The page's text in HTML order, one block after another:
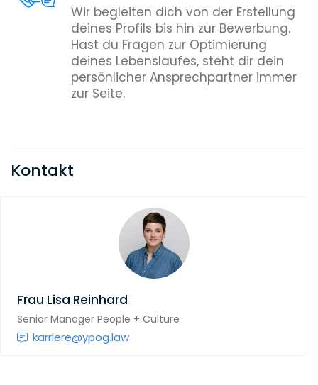
Wir begleiten dich von der Erstellung
deines Profils bis hin zur Bewerbung.
Hast du Fragen zur Optimierung
deines Lebenslaufes, steht dir dein
persönlicher Ansprechpartner immer
zur Seite.
Kontakt
Frau Lisa Reinhard
Senior Manager People + Culture
karriere@ypog.law